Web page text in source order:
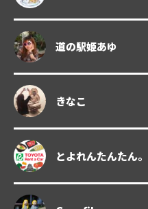
道の駅姫あゆ
きなこ
とよれんたんたん。